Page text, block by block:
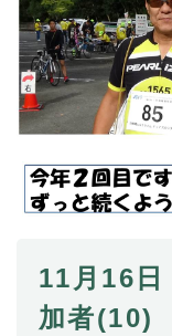
11月16
加者(10)